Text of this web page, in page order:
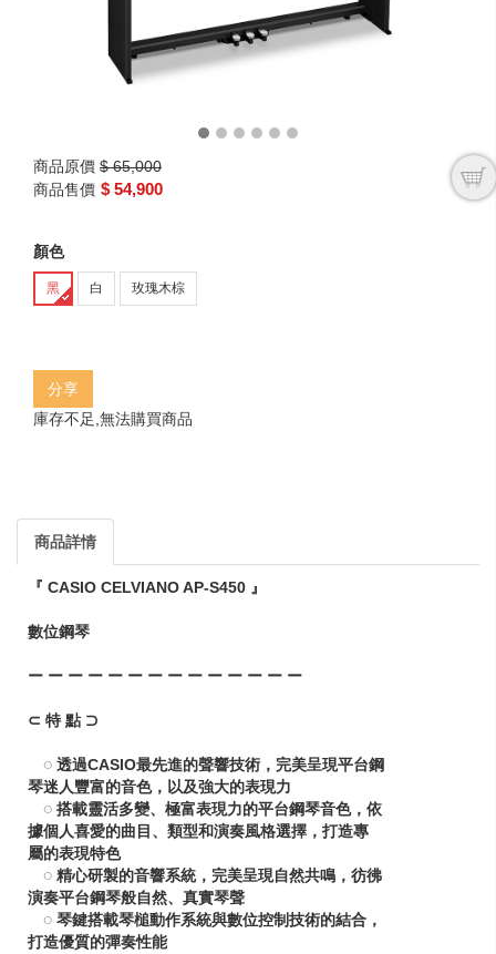
商品原價 $ 65,000
商品售價 $ 54,900
顏色
黑 白 玫瑰木棕
分享
庫存不足,無法購買商品
商品詳情
『 CASIO CELVIANO AP-S450 』
數位鋼琴
ー ー ー ー ー ー ー ー ー ー ー ー ー ー
⊂ 特 點 ⊃
◌ 透過CASIO最先進的聲響技術，完美呈現平台鋼
琴迷人豐富的音色，以及強大的表現力
◌ 搭載靈活多變、極富表現力的平台鋼琴音色，依
據個人喜愛的曲目、類型和演奏風格選擇，打造專
屬的表現特色
◌ 精心研製的音響系統，完美呈現自然共鳴，彷彿
演奏平台鋼琴般自然、真實琴聲
◌ 琴鍵搭載琴槌動作系統與數位控制技術的結合，
打造優質的彈奏性能